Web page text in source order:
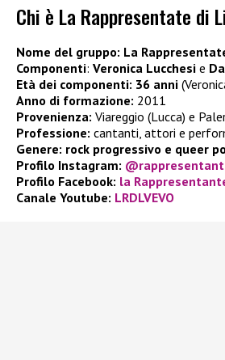
Chi è La Rappresentate di
Nome del gruppo: La
Componenti: Veronica Lucchesi e
Età dei componenti: 36 anni
Anno di formazione: 2011
Provenienza: Viareggio (Lucca) e
Professione: cantanti, attori e
Genere: rock progressivo e queer
Profilo Instagram:
Profilo Facebook: la
Canale Youtube: LRDLVEVO